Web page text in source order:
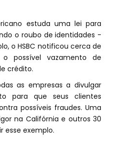
estuda uma lei para
o roubo de identidades -
o HSBC notificou cerca de
possível vazamento de
crédito.
as empresas a divulgar
para que seus clientes
possíveis fraudes. Uma
na Califórnia e outros 30
esse exemplo.